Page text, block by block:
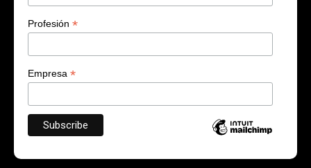
Profesión *
Empresa *